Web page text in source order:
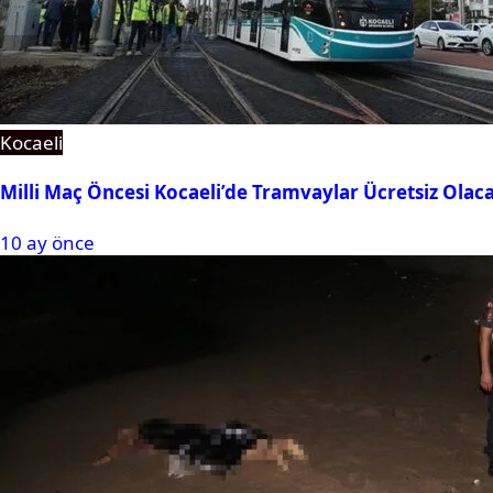
Kocaeli
Milli Maç Öncesi Kocaeli’de Tramvaylar Ücretsiz
10 ay önce